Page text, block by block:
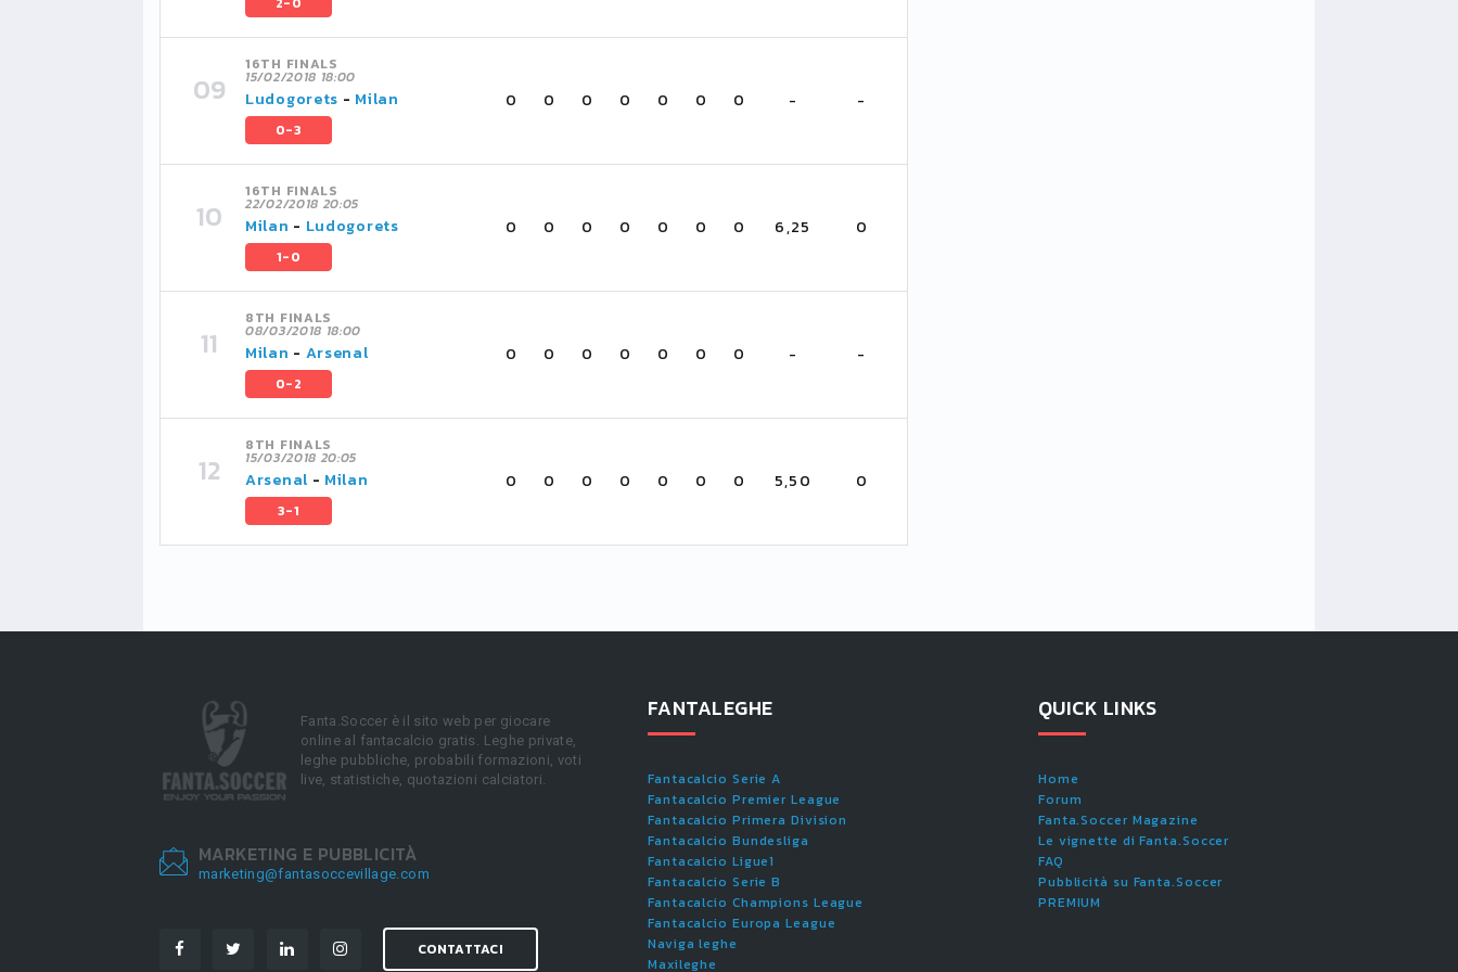
16TH FINALS
15/02/2018 18:00
Ludogorets - Milan
0-3
0 0 0 0 0 0 0 - -
16TH FINALS
22/02/2018 20:05
Milan - Ludogorets
1-0
0 0 0 0 0 0 0 6,25 0
8TH FINALS
08/03/2018 18:00
Milan - Arsenal
0-2
0 0 0 0 0 0 0 - -
8TH FINALS
15/03/2018 20:05
Arsenal - Milan
3-1
0 0 0 0 0 0 0 5,50 0
Fanta.Soccer è il sito web per giocare
online al fantacalcio gratis. Leghe private,
leghe pubbliche, probabili formazioni, voti
live, statistiche, quotazioni calciatori.
MARKETING E PUBBLICITÀ
marketing@fantasoccevillage.com
CONTATTACI
FANTALEGHE
Fantacalcio Serie A
Fantacalcio Premier League
Fantacalcio Primera Division
Fantacalcio Bundesliga
Fantacalcio Ligue1
Fantacalcio Serie B
Fantacalcio Champions League
Fantacalcio Europa League
Naviga leghe
Maxileghe
QUICK LINKS
Home
Forum
Fanta.Soccer Magazine
Le vignette di Fanta.Soccer
FAQ
Pubblicità su Fanta.Soccer
PREMIUM